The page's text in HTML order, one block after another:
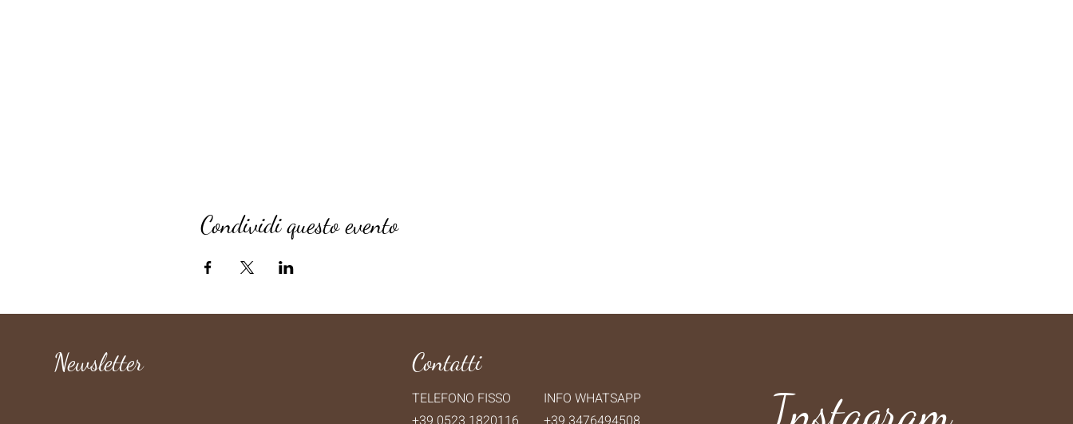
Condividi questo evento
Newsletter Contatti
TELEFONO FISSO
INFO WHATSAPP
Instagram